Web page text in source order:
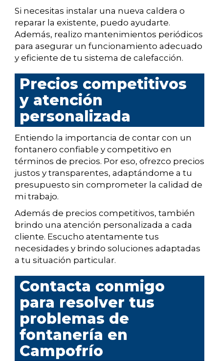
Si necesitas instalar una nueva caldera o
reparar la existente, puedo ayudarte.
Además, realizo mantenimientos periódicos
para asegurar un funcionamiento adecuado
y eficiente de tu sistema de calefacción.
Precios competitivos
y atención
personalizada
Entiendo la importancia de contar con un
fontanero confiable y competitivo en
términos de precios. Por eso, ofrezco precios
justos y transparentes, adaptándome a tu
presupuesto sin comprometer la calidad de
mi trabajo.
Además de precios competitivos, también
brindo una atención personalizada a cada
cliente. Escucho atentamente tus
necesidades y brindo soluciones adaptadas
a tu situación particular.
Contacta conmigo
para resolver tus
problemas de
fontanería en
Campofrío